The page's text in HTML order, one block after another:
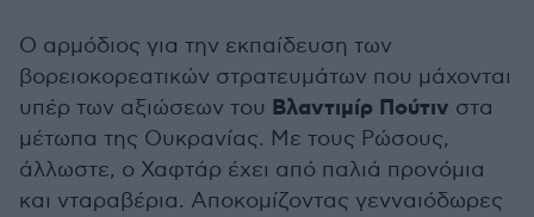
Ο αρμόδιος για την εκπαίδευση των
βορειοκορεατικών στρατευμάτων που μάχονται
υπέρ των αξιώσεων του Βλαντιμίρ Πούτιν στα
μέτωπα της Ουκρανίας. Με τους Ρώσους,
άλλωστε, ο Χαφτάρ έχει από παλιά προνόμια
και νταραβέρια. Αποκομίζοντας γενναιόδωρες